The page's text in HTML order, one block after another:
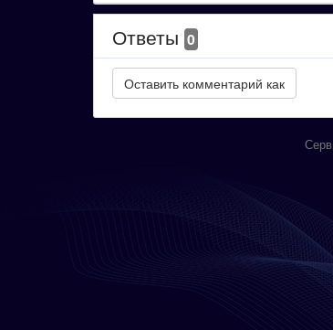
Ответы 0